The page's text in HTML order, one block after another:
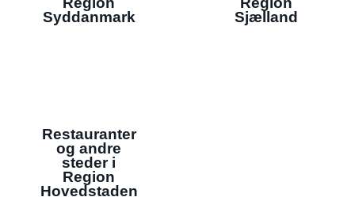
Syddanmark
Sjælland
Restauranter
og andre
steder i
Region
Hovedstaden